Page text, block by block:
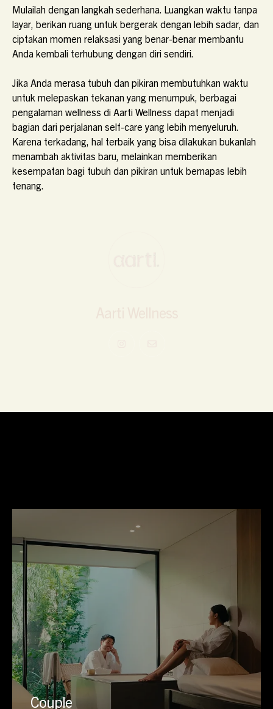
Mulailah dengan langkah sederhana. Luangkan waktu tanpa
layar, berikan ruang untuk bergerak dengan lebih sadar, dan
ciptakan momen relaksasi yang benar-benar membantu
Anda kembali terhubung dengan diri sendiri.
Jika Anda merasa tubuh dan pikiran membutuhkan waktu
untuk melepaskan tekanan yang menumpuk, berbagai
pengalaman wellness di Aarti Wellness dapat menjadi
bagian dari perjalanan self-care yang lebih menyeluruh.
Karena terkadang, hal terbaik yang bisa dilakukan bukanlah
menambah aktivitas baru, melainkan memberikan
kesempatan bagi tubuh dan pikiran untuk bernapas lebih
tenang.
Couple